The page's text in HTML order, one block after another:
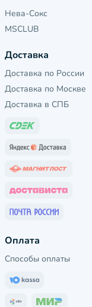
Нева-Сокс
MSCLUB
Доставка
Доставка по России
Доставка по Москве
Доставка в СПБ
Оплата
Способы оплаты